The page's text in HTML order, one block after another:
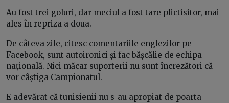
Au fost trei goluri, dar meciul a fost tare plictisitor, mai
ales în repriza a doua.
De câteva zile, citesc comentariile englezilor pe
Facebook, sunt autoironici și fac bășcălie de echipa
națională. Nici măcar suporterii nu sunt încrezători că
vor câștiga Campionatul.
E adevărat că tunisienii nu s-au apropiat de poarta